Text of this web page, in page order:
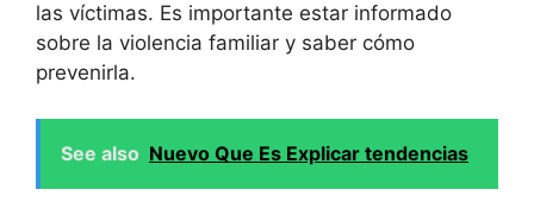
las víctimas. Es importante estar informado
sobre la violencia familiar y saber cómo
prevenirla.
See also Nuevo Que Es Explicar tendencias